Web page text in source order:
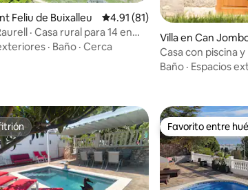
de 5; 29 evaluaciones
Feliu de Buixalleu Calificación promedio: 4.91 de
4.91 (81)
· Casa rural para 14 en
· Baño · Cerca
Villa en Can
Casa con piscina
famílias
Baño · Espacios
Favorito entre
Favorito entre